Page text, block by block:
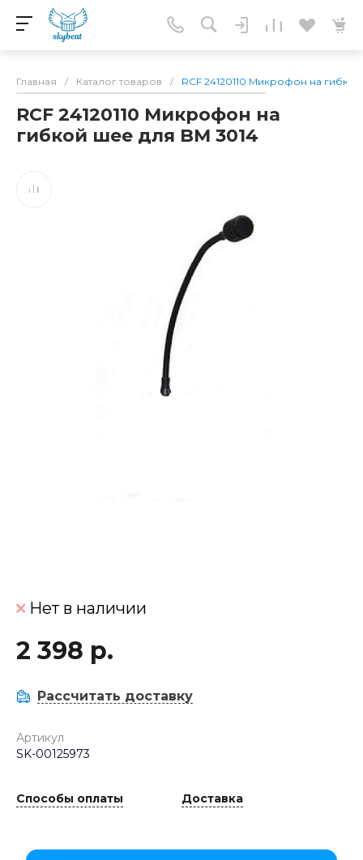
Главная / Каталог товаров / RCF 24120110 Микрофон на
RCF 24120110 Микрофон на
гибкой шее для BM 3014
Нет в наличии
2 398 р.
Рассчитать доставку
Артикул
SK-00125973
Способы оплаты Доставка